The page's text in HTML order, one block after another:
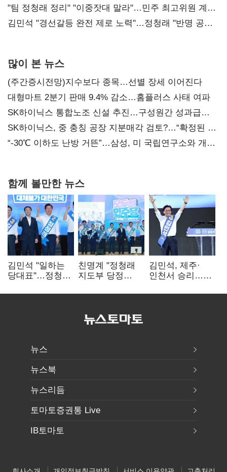
"팀 정청래 정리" "이중잣대 말라"…민주 최고위원 계파
다툼 격화
김민석 "경선갈등 완전 제로 노력"…정청래 "반명 공세
많이 본 뉴스
(주간증시전망)지수보다 종목…선별 장세 이어진다
대형마트 2분기 판매 9.4% 감소…홈플러스 사태 여파
SK하이닉스 통합노조 신설 추진…구성원간 성과급
불만 확산
SK하이닉스, 중 충칭 공장 지분매각 검토?…“확정된 바
없어”
“-30℃ 이하도 난방 거뜬”…삼성, 미 국립연구소와 개발
함께 볼만한 뉴스
김민석 "일하는
당대표"…정청래
중요"
친명계 "정청래
지도부 당정
"신천지 오물
김민석, 제주·
인천서 승리…
탈환'(종합)
뉴스
뉴스북
뉴스리듬
토마토증권통 Live
IB토마토